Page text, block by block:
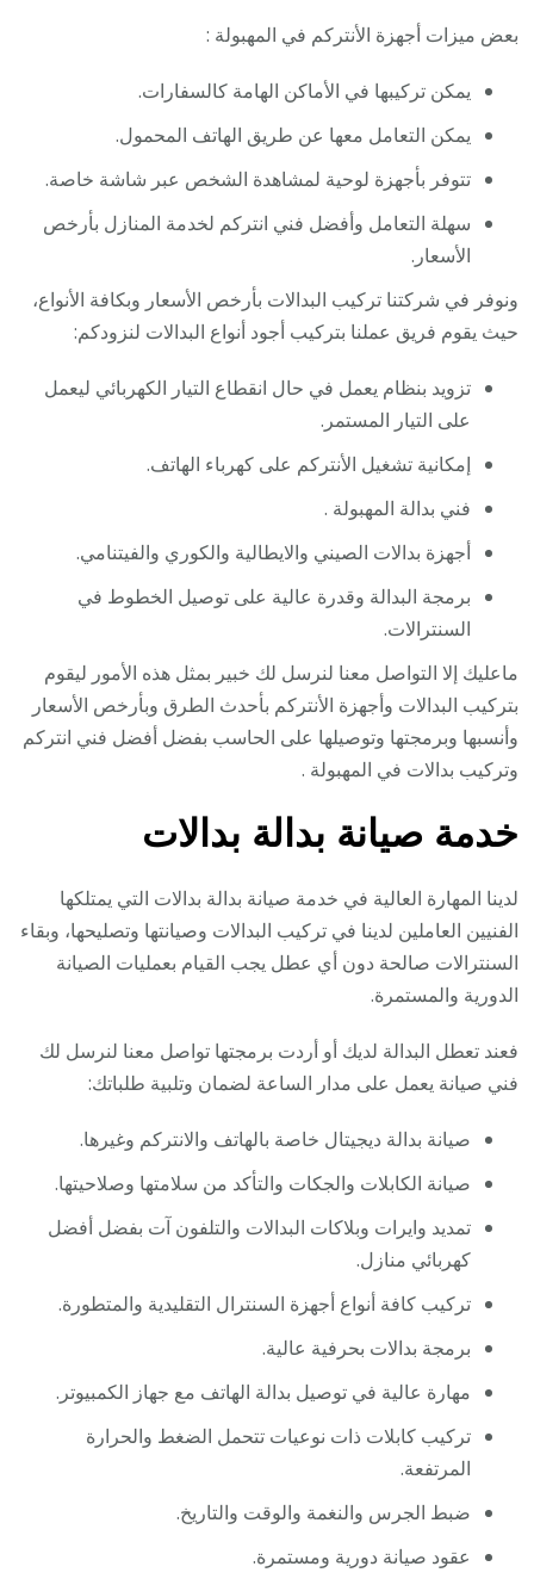
بعض ميزات أجهزة الأنتركم في المهبولة :
يمكن تركيبها في الأماكن الهامة كالسفارات.
يمكن التعامل معها عن طريق الهاتف المحمول.
تتوفر بأجهزة لوحية لمشاهدة الشخص عبر شاشة خاصة.
سهلة التعامل وأفضل فني انتركم لخدمة المنازل بأرخص
الأسعار.
ونوفر في شركتنا تركيب البدالات بأرخص الأسعار وبكافة الأنواع،
حيث يقوم فريق عملنا بتركيب أجود أنواع البدالات لنزودكم:
تزويد بنظام يعمل في حال انقطاع التيار الكهربائي ليعمل
على التيار المستمر.
إمكانية تشغيل الأنتركم على كهرباء الهاتف.
فني بدالة المهبولة .
أجهزة بدالات الصيني والايطالية والكوري والفيتنامي.
برمجة البدالة وقدرة عالية على توصيل الخطوط في
السنترالات.
ماعليك إلا التواصل معنا لنرسل لك خبير بمثل هذه الأمور ليقوم
بتركيب البدالات وأجهزة الأنتركم بأحدث الطرق وبأرخص الأسعار
وأنسبها وبرمجتها وتوصيلها على الحاسب بفضل أفضل فني انتركم
وتركيب بدالات في المهبولة .
خدمة صيانة بدالة بدالات
لدينا المهارة العالية في خدمة صيانة بدالة بدالات التي يمتلكها
الفنيين العاملين لدينا في تركيب البدالات وصيانتها وتصليحها، وبقاء
السنترالات صالحة دون أي عطل يجب القيام بعمليات الصيانة
الدورية والمستمرة.
فعند تعطل البدالة لديك أو أردت برمجتها تواصل معنا لنرسل لك
فني صيانة يعمل على مدار الساعة لضمان وتلبية طلباتك:
صيانة بدالة ديجيتال خاصة بالهاتف والانتركم وغيرها.
صيانة الكابلات والجكات والتأكد من سلامتها وصلاحيتها.
تمديد وايرات وبلاكات البدالات والتلفون آت بفضل أفضل
كهربائي منازل.
تركيب كافة أنواع أجهزة السنترال التقليدية والمتطورة.
برمجة بدالات بحرفية عالية.
مهارة عالية في توصيل بدالة الهاتف مع جهاز الكمبيوتر.
تركيب كابلات ذات نوعيات تتحمل الضغط والحرارة
المرتفعة.
ضبط الجرس والنغمة والوقت والتاريخ.
عقود صيانة دورية ومستمرة.